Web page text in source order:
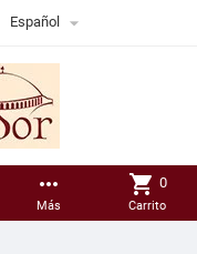
Español 
more_horiz
Más
shopping_cart 0
Carrito